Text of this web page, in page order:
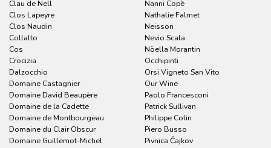
Clau de Nell
Clos Lapeyre
Clos Naudin
Collalto
Cos
Crocizia
Dalzocchio
Domaine Castagnier
Domaine David Beaupère
Domaine de la Cadette
Domaine de Montbourgeau
Domaine du Clair Obscur
Domaine Guillemot-Michel
Nanni Copè
Nathalie Falmet
Neisson
Nevio Scala
Nöella Morantin
Occhipinti
Orsi Vigneto San Vito
Our Wine
Paolo Francesconi
Patrick Sullivan
Philippe Colin
Piero Busso
Pivnica Čajkov